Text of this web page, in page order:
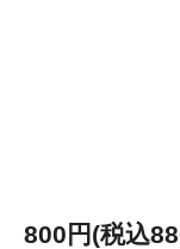
800円(税込